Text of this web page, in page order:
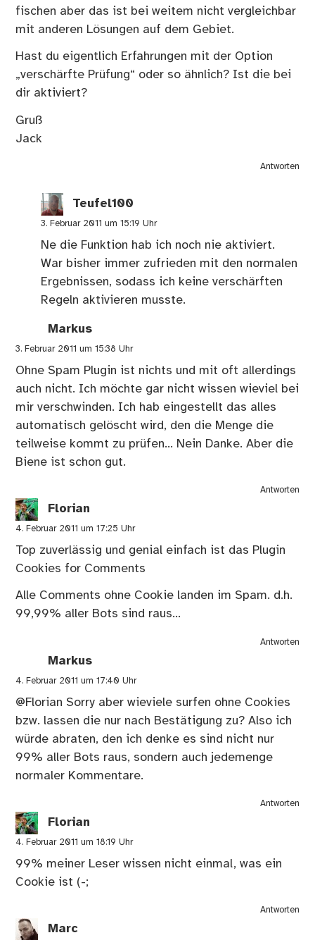
fischen aber das ist bei weitem nicht vergleichbar
mit anderen Lösungen auf dem Gebiet.
Hast du eigentlich Erfahrungen mit der Option
„verschärfte Prüfung“ oder so ähnlich? Ist die bei
dir aktiviert?
Gruß
Jack
Antworten
Teufel100
3. Februar 2011 um 15:19 Uhr
Ne die Funktion hab ich noch nie aktiviert.
War bisher immer zufrieden mit den normalen
Ergebnissen, sodass ich keine verschärften
Regeln aktivieren musste.
Markus
3. Februar 2011 um 15:38 Uhr
Ohne Spam Plugin ist nichts und mit oft allerdings
auch nicht. Ich möchte gar nicht wissen wieviel bei
mir verschwinden. Ich hab eingestellt das alles
automatisch gelöscht wird, den die Menge die
teilweise kommt zu prüfen… Nein Danke. Aber die
Biene ist schon gut.
Antworten
Florian
4. Februar 2011 um 17:25 Uhr
Top zuverlässig und genial einfach ist das Plugin
Cookies for Comments
Alle Comments ohne Cookie landen im Spam. d.h.
99,99% aller Bots sind raus…
Antworten
Markus
4. Februar 2011 um 17:40 Uhr
@Florian Sorry aber wieviele surfen ohne Cookies
bzw. lassen die nur nach Bestätigung zu? Also ich
würde abraten, den ich denke es sind nicht nur
99% aller Bots raus, sondern auch jedemenge
normaler Kommentare.
Antworten
Florian
4. Februar 2011 um 18:19 Uhr
99% meiner Leser wissen nicht einmal, was ein
Cookie ist (-;
Antworten
Marc